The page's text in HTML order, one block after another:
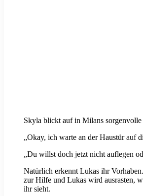
Skyla blickt auf in Milans sorgenvolle
„Okay, ich warte an der Haustür auf
„Du willst doch jetzt nicht auflegen
Natürlich erkennt Lukas ihr
zur Hilfe und Lukas wird ausrasten,
ihr sieht.